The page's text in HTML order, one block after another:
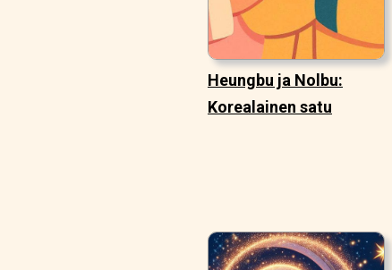
Heungbu ja Nolbu:
Korealainen satu